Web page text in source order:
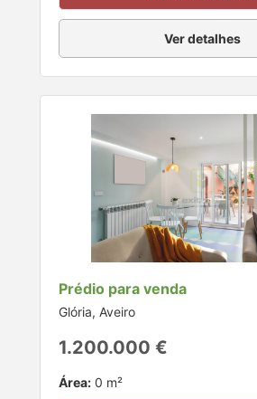
Ver detalhes
Prédio para venda
Glória, Aveiro
1.200.000 €
Área: 0 m²